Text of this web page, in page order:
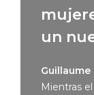
un
Mientras